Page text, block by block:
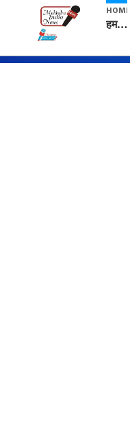
HOME
हम सनातनी..." सांसद kangana Ranaut से क्या बोली लड़की? Viral Jantar-Mantar | CJP protest